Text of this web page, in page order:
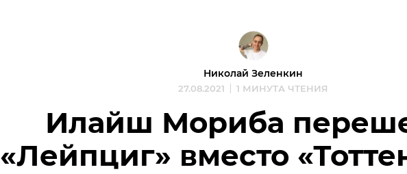
Николай Зеленкин
27.08.2021 1 МИНУТА ЧТЕНИЯ
Илайш Мориба
«Лейпциг» вместо